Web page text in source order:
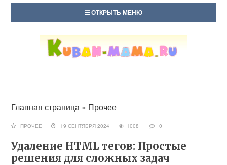
ОТКРЫТЬ МЕНЮ
Главная страница » Прочее
ПРОЧЕЕ 19 СЕНТЯБРЯ 2024 1008 0
Удаление HTML тегов: Простые
решения для сложных задач